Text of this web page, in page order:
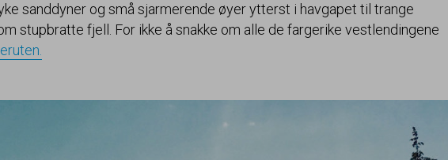
sanddyner og små sjarmerende øyer ytterst i havgapet til trange
stupbratte fjell. For ikke å snakke om alle de fargerike vestlendingene